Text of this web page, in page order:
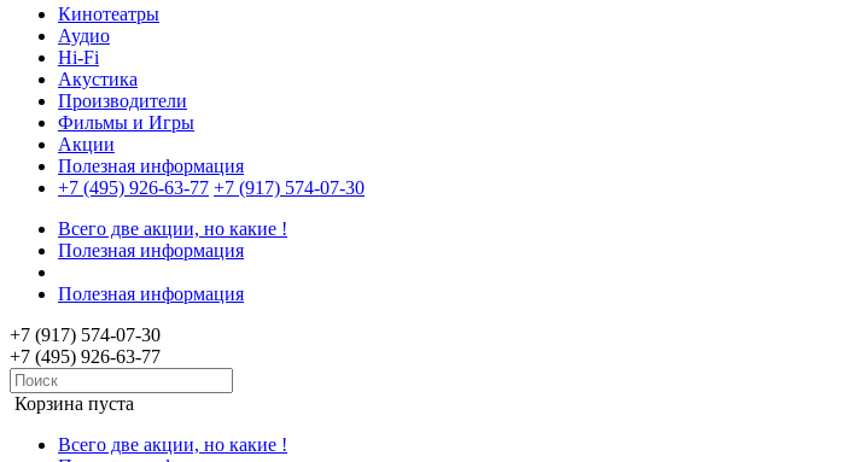
Кинотеатры
Аудио
Hi-Fi
Акустика
Производители
Фильмы и Игры
Акции
Полезная информация
+7 (495) 926-63-77 +7 (917) 574-07-30
Всего две акции, но какие !
Полезная информация
Полезная информация
+7 (917) 574-07-30
+7 (495) 926-63-77
Корзина пуста
Всего две акции, но какие !